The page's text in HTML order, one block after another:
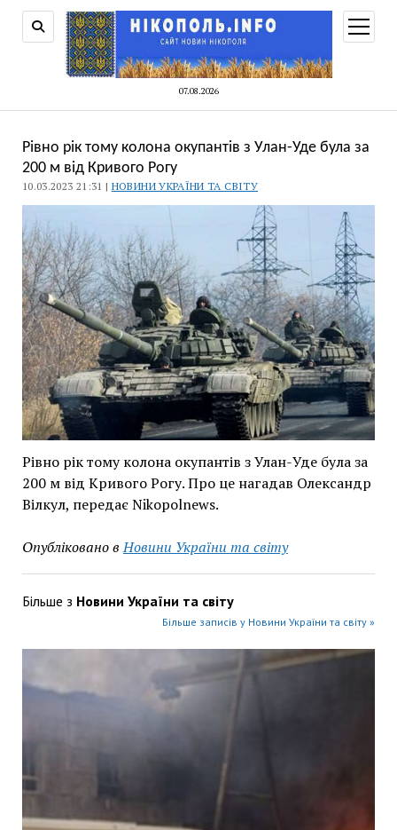
07.08.2026
меню
Рівно рік тому колона окупантів з Улан-Уде була за
200 м від Кривого Рогу
10.03.2023 21:31 | НОВИНИ УКРАЇНИ ТА СВІТУ
Рівно рік тому колона окупантів з Улан-Уде була за
200 м від Кривого Рогу. Про це нагадав Олександр
Вілкул, передає Nikopolnews.
Опубліковано в Новини України та світу
Більше з Новини України та світу
Більше записів у Новини України та світу »